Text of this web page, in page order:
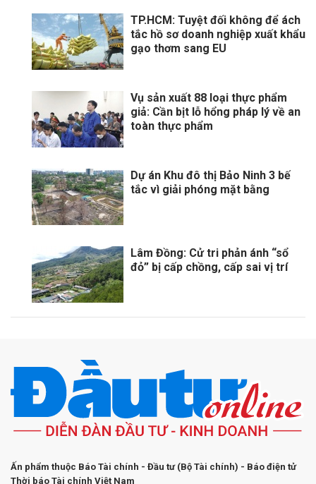
TP.HCM: Tuyệt đối không để ách
tắc hồ sơ doanh nghiệp xuất khẩu
gạo thơm sang EU
Vụ sản xuất 88 loại thực phẩm
giả: Cần bịt lỗ hổng pháp lý về an
toàn thực phẩm
Dự án Khu đô thị Bảo Ninh 3 bế
tắc vì giải phóng mặt bằng
Lâm Đồng: Cử tri phản ánh “sổ
đỏ” bị cấp chồng, cấp sai vị trí
Ấn phẩm thuộc Báo Tài chính - Đầu tư (Bộ Tài chính) - Báo điện tử
Thời báo Tài chính Việt Nam